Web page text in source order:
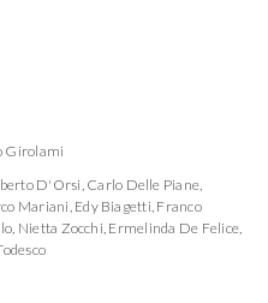
Girolami
D'Orsi, Carlo Delle Piane,
Mariani, Edy Biagetti, Franco
, Nietta Zocchi, Ermelinda De Felice,